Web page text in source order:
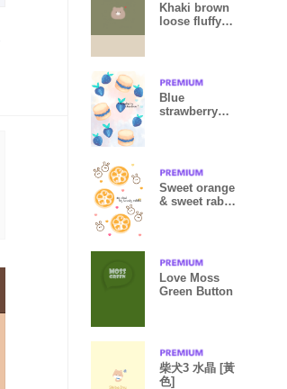
Khaki brown
loose fluffy
Blue
strawberry
Sweet orange
& sweet rabbit
Love Moss
Green Button
柴犬3 水晶 [黃
色]